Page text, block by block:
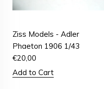
Ziss Models - Adler
Phaeton 1906 1/43
€20,00
Add to Cart